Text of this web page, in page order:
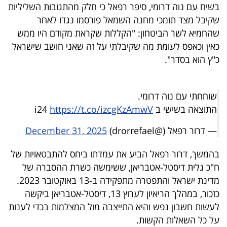
UNDER
40
דרושים
ניוזלטרים
מייל
אדום
בשיח עם נוה דרומי, סיפר רפאל כי חלק מהתגובות השליליות
שקיבל מצד תומכי מחנה השמאל פורסמו נגדו לאחר
שהחמיא לשר הביטחון: "הקללות שקראת מקודם היו ממש
כאין וכאפס לעומת מה שקיבלתי על זה שאני חושב שישראל
כ"ץ הוא בסדר".
שוחחתי עם נוה דרומי.
התוצאה בשישי ב i24 https://t.co/izcgKzAmwV
— דרור רפאל (@drorrefael)
December 31, 2025
בהמשך, דרור רפאל הביע את עמדתו ביחס להתבטאויות של
ח"כ גלית דיסטל-אטבריאן, ששימשה כשרת ההסברה של
מדינת ישראל והתפטרה מתפקידה ב-13 באוקטובר 2023.
כזכור, במהלך הריאיון לערוץ 13, דיסטל-אטבריאן ביקשה
לעשות חשבון נפש והיא התייצבה מול המצלמות בכדי לענות
על כל השאלות הקשות.